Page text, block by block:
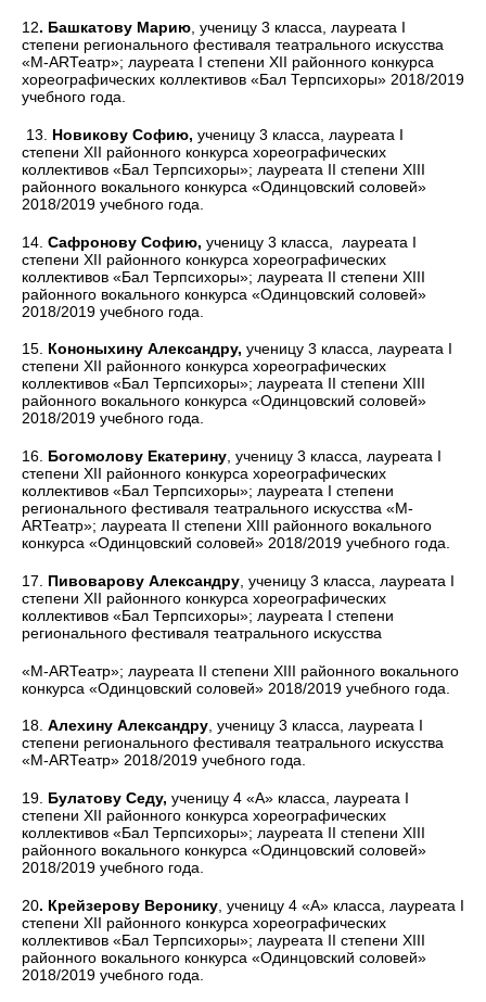
12. Башкатову Марию, ученицу 3 класса, лауреата I
степени регионального фестиваля театрального искусства
«М-ARТеатр»; лауреата I степени XII районного конкурса
хореографических коллективов «Бал Терпсихоры» 2018/2019
учебного года.
13. Новикову Софию, ученицу 3 класса, лауреата I
степени XII районного конкурса хореографических
коллективов «Бал Терпсихоры»; лауреата II степени XIII
районного вокального конкурса «Одинцовский соловей»
2018/2019 учебного года.
14. Сафронову Софию, ученицу 3 класса, лауреата I
степени XII районного конкурса хореографических
коллективов «Бал Терпсихоры»; лауреата II степени XIII
районного вокального конкурса «Одинцовский соловей»
2018/2019 учебного года.
15. Кононыхину Александру, ученицу 3 класса, лауреата I
степени XII районного конкурса хореографических
коллективов «Бал Терпсихоры»; лауреата II степени XIII
районного вокального конкурса «Одинцовский соловей»
2018/2019 учебного года.
16. Богомолову Екатерину , ученицу 3 класса, лауреата I
степени XII районного конкурса хореографических
коллективов «Бал Терпсихоры»; лауреата I степени
регионального фестиваля театрального искусства «М-
ARТеатр»; лауреата II степени XIII районного вокального
конкурса «Одинцовский соловей» 2018/2019 учебного года.
17. Пивоварову Александру , ученицу 3 класса, лауреата I
степени XII районного конкурса хореографических
коллективов «Бал Терпсихоры»; лауреата I степени
регионального фестиваля театрального искусства
«М-ARТеатр»; лауреата II степени XIII районного вокального
конкурса «Одинцовский соловей» 2018/2019 учебного года.
18. Алехину Александру, ученицу 3 класса, лауреата I
степени регионального фестиваля театрального искусства
«М-ARТеатр» 2018/2019 учебного года.
19. Булатову Седу, ученицу 4 «А» класса, лауреата I
степени XII районного конкурса хореографических
коллективов «Бал Терпсихоры»; лауреата II степени XIII
районного вокального конкурса «Одинцовский соловей»
2018/2019 учебного года.
20. Крейзерову Веронику , ученицу 4 «А» класса, лауреата I
степени XII районного конкурса хореографических
коллективов «Бал Терпсихоры»; лауреата II степени XIII
районного вокального конкурса «Одинцовский соловей»
2018/2019 учебного года.